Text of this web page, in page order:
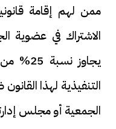
ممن لهم إقامة
الاشتراك في عضوية
يجاوز
التنفيذية لهذا
الجمعية أو مجلس